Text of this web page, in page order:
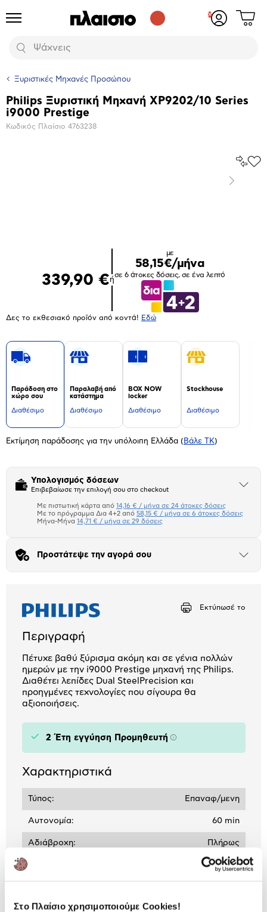
Στο Πλαίσιο χρησιμοποιούμε Cookies!
Προϊόντα
Αναζήτηση
Δες
Ξυριστικές Μηχανές Προσώπου
Βασικά
χαρακτηριστικά
Philips Ξυριστική Μηχανή XP9202/10 Series
i9000 Prestige
Κωδικός Πλαίσιο 4763238
Επόμενο
339,90 €ή
με
58,15€/μήνα
σε 6 άτοκες δόσεις, σε ένα λεπτό
Δες το εκθεσιακό προϊόν από κοντά! Eδώ
Παράδοση στο
χώρο σου
Διαθέσιμο
Παραλαβή από
κατάστημα
Διαθέσιμο
BOX NOW
locker
Διαθέσιμο
Stockhouse
Διαθέσιμο
Εκτίμηση παράδοσης για την υπόλοιπη Ελλάδα ( Βάλε ΤΚ)
Υπολογισμός δόσεων
Επιβεβαίωσε την επιλογή σου στο checkout
Άνοιξε
Πιστωτική κάρτα
Μήνα Μήνα
Με πιστωτική κάρτα από 14,16 € / μήνα σε 24 άτοκες δόσεις
Με το πρόγραμμα Δια 4+2 από 58,15 € / μήνα σε 6 άτοκες δόσεις
Μήνα-Μήνα 14,71 € / μήνα σε 29 δόσεις
Προστάτεψε την αγορά σου
Άνοιξε
Εκτύπωσέ το
Περιγραφή
Πέτυχε βαθύ ξύρισμα ακόμη και σε γένια πολλών
ημερών με την i9000 Prestige μηχανή της Philips.
Διαθέτει λεπίδες Dual SteelPrecision και
προηγμένες τεχνολογίες που σίγουρα θα
αξιοποιήσεις.
2 Έτη εγγύηση Προμηθευτή Πληροφορίες
Χαρακτηριστικά
Τύπος: Επαναφ/μενη
Αυτονομία: 60 min
Αδιάβροχη: Πλήρως
1 h